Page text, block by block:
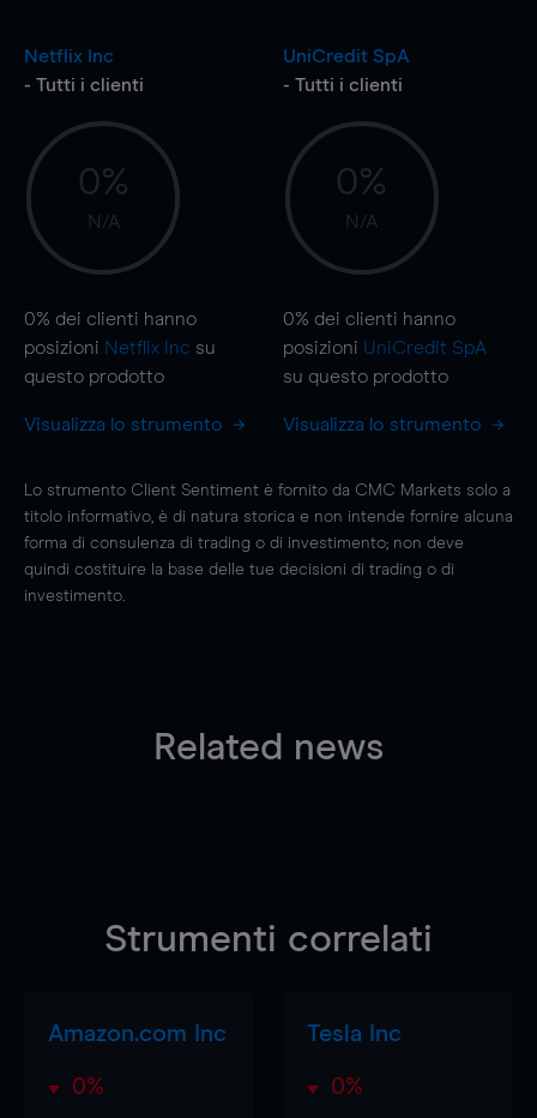
Netflix Inc
- Tutti i clienti
0%
N/A
0% dei clienti hanno
posizioni Netflix Inc su
questo prodotto
Visualizza lo strumento
UniCredit SpA
- Tutti i clienti
0%
N/A
0% dei clienti hanno
posizioni UniCredit SpA
su questo prodotto
Visualizza lo strumento
Lo strumento Client Sentiment è fornito da CMC Markets solo a
titolo informativo, è di natura storica e non intende fornire alcuna
forma di consulenza di trading o di investimento; non deve
quindi costituire la base delle tue decisioni di trading o di
investimento.
Related news
Strumenti correlati
Amazon.com Inc
0%
Tesla Inc
0%